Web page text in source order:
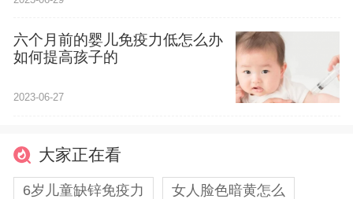
六个月前的婴儿免疫力低怎么办
如何提高孩子的
2023-06-27
大家正在看
6岁儿童缺锌免疫力 女人脸色暗黄怎么